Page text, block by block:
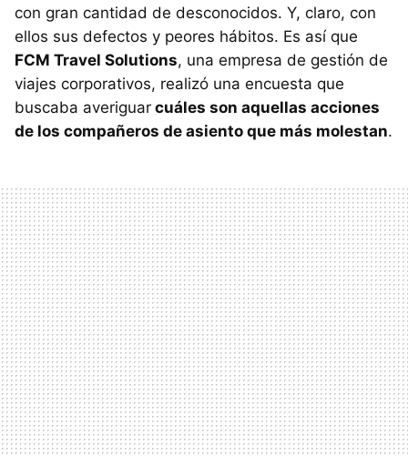
con gran cantidad de desconocidos. Y, claro, con
ellos sus defectos y peores hábitos. Es así que
FCM Travel Solutions, una empresa de gestión de
viajes corporativos, realizó una encuesta que
buscaba averiguar cuáles son aquellas acciones
de los compañeros de asiento que más molestan.